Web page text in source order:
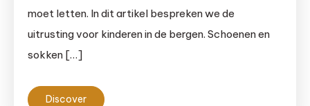
moet letten. In dit artikel bespreken we de
uitrusting voor kinderen in de bergen. Schoenen en
sokken […]
Discover